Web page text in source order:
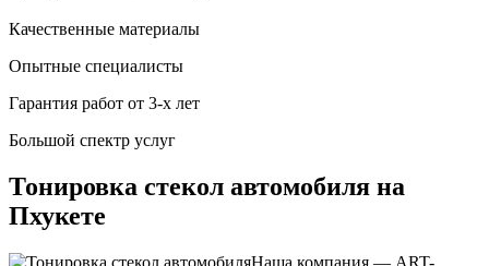
Качественные материалы
Опытные специалисты
Гарантия работ от 3-х лет
Большой спектр услуг
Тонировка стекол автомобиля на
Пхукете
Наша компания — ART-